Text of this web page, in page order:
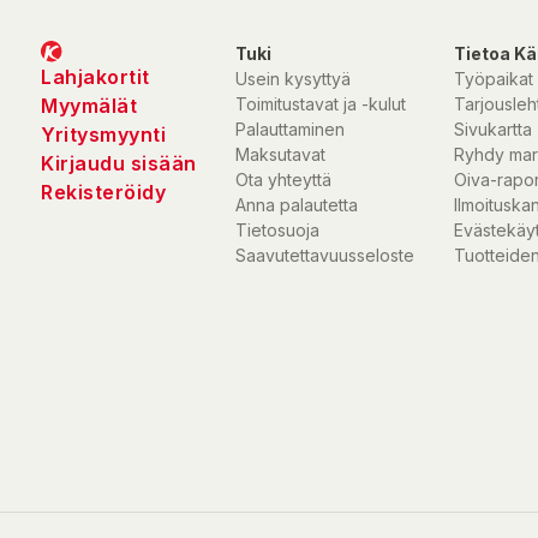
Lahjakortit
Myymälät
Yritysmyynti
Kirjaudu sisään
Rekisteröidy
Tuki
Usein kysyttyä
Toimitustavat ja -kulut
Palauttaminen
Maksutavat
Ota yhteyttä
Anna palautetta
Tietosuoja
Saavutettavuusseloste
Tietoa
Työpaikat
Sivukartta
Ryhdy
Oiva-